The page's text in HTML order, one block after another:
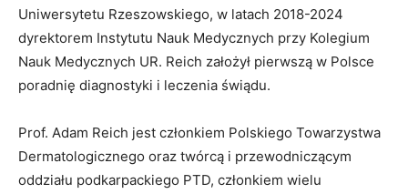
Uniwersytetu Rzeszowskiego, w latach 2018-2024
dyrektorem Instytutu Nauk Medycznych przy Kolegium
Nauk Medycznych UR. Reich założył pierwszą w Polsce
poradnię diagnostyki i leczenia świądu.
Prof. Adam Reich jest członkiem Polskiego Towarzystwa
Dermatologicznego oraz twórcą i przewodniczącym
oddziału podkarpackiego PTD, członkiem wielu